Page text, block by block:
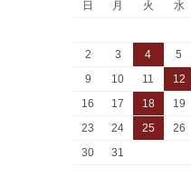
日 月 火 水
2
3 4 5
9
10 11 12
16
17 18 19
23
24 25 26
30
31